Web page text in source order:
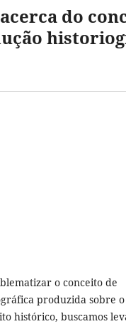
do
o conceito de
produzida sobre o
histórico, buscamos